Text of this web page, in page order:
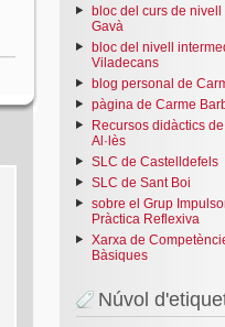
bloc del curs de nivell
Gavà
bloc del nivell
Viladecans
blog personal de
pàgina de Carme
Recursos didàctics
Al·lès
SLC de Castelldefels
SLC de Sant Boi
sobre el Grup
Pràctica Reflexiva
Xarxa de
Bàsiques
Núvol